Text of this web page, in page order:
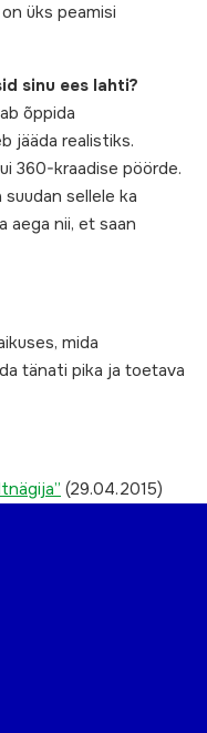
üks peamisi
sinu ees lahti?
õppida
jääda realistiks.
360-kraadise pöörde.
sellele ka
aega nii, et saan
mida
tänati pika ja toetava
(29.04.2015)